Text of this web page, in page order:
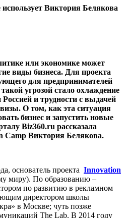
Виктория Белякова
или экономике может
виды бизнеса. Для проекта
для предпринимателей
угрозой стало охлаждение
и трудности с выдачей
О том, как эта ситуация
бизнес и запустить новые
Biz360.ru рассказала
Camp Виктория Белякова.
основатель проекта Innovation
миру). По образованию –
по развитию в рекламном
директором школы
в Москве; чуть позже
The Lab. В 2014 году